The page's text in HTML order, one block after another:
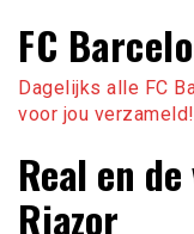
FC
Dagelijks alle FC
voor jou verzameld!
Real en
Riazor